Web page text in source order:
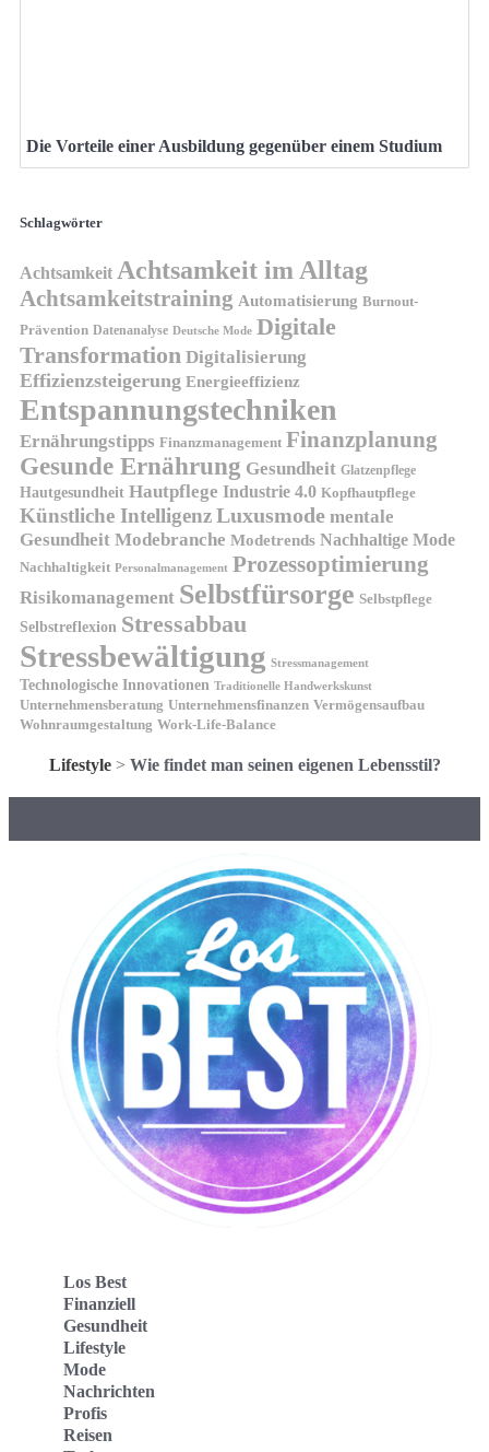
Die Vorteile einer Ausbildung gegenüber einem Studium
Schlagwörter
Achtsamkeit Achtsamkeit im Alltag
Achtsamkeitstraining Automatisierung Burnout-
Prävention Datenanalyse Deutsche Mode Digitale
Transformation Digitalisierung
Effizienzsteigerung Energieeffizienz
Entspannungstechniken
Ernährungstipps Finanzmanagement Finanzplanung
Gesunde Ernährung Gesundheit Glatzenpflege
Hautgesundheit Hautpflege Industrie 4.0 Kopfhautpflege
Künstliche IntelligenzLuxusmode mentale
Gesundheit Modebranche Modetrends Nachhaltige Mode
Nachhaltigkeit Personalmanagement Prozessoptimierung
Risikomanagement Selbstfürsorge Selbstpflege
Selbstreflexion Stressabbau
Stressbewältigung Stressmanagement
Technologische Innovationen Traditionelle Handwerkskunst
Unternehmensberatung Unternehmensfinanzen Vermögensaufbau
Wohnraumgestaltung Work-Life-Balance
Lifestyle> Wie findet man seinen eigenen Lebensstil?
Los Best
Finanziell
Gesundheit
Lifestyle
Mode
Nachrichten
Profis
Reisen